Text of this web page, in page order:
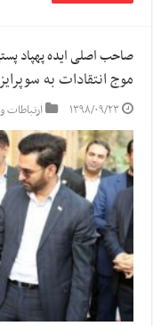
صاحب اصلی ایده پهپاد
موج انتقادات به
۱۳۹۸/۰۹/۲۳ ارتباطات